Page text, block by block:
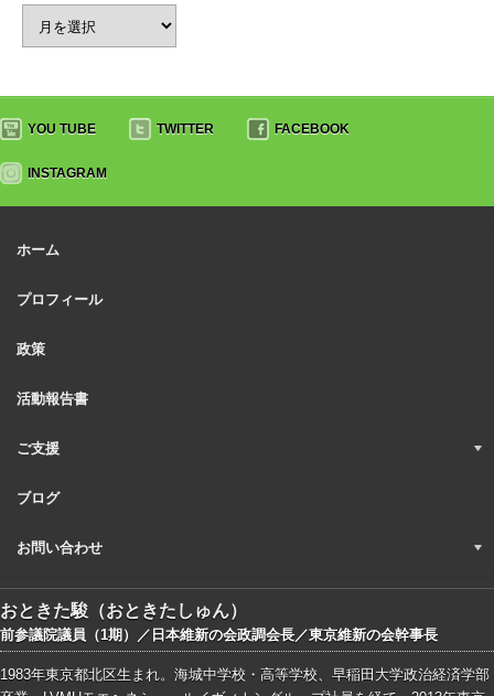
YOU TUBE TWITTER FACEBOOK
INSTAGRAM
ホーム
プロフィール
政策
活動報告書
ご支援
ブログ
お問い合わせ
おときた駿（おときたしゅん）
前参議院議員（1期）／日本維新の会政調会長／東京維新の会幹事長
1983年東京都北区生まれ。海城中学校・高等学校、早稲田大学政治経済学部